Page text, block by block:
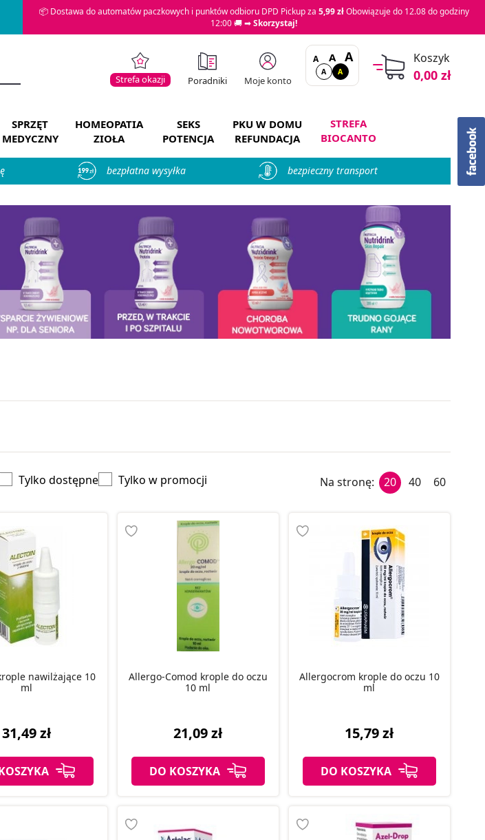
📦 Dostawa do automatów paczkowych i punktów odbioru DPD Pickup za 5,99 złObowiązuje do 12.08 do godziny
12:00 🚚 ➡Skorzystaj!
Strefa okazji Poradniki Moje konto
A A A
A A
Koszyk
0,00 zł
SPRZĘT
MEDYCZNY
HOMEOPATIA
ZIOŁA
SEKS
POTENCJA
PKU W DOMU
REFUNDACJA
STREFA
BIOCANTO
bezpłatna wysyłka bezpieczny transport
Tylko dostępne Tylko w promocji Na stronę: 20 40 60
nawilżające 10
ml
31,49 zł
Allergo-Comod krople do oczu
10 ml
21,09 zł
DO KOSZYKA
Allergocrom krople do oczu 10
ml
15,79 zł
DO KOSZYKA